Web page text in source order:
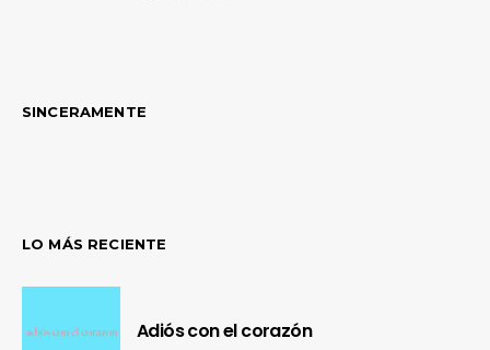
SINCERAMENTE
LO MÁS RECIENTE
Adiós con el corazón